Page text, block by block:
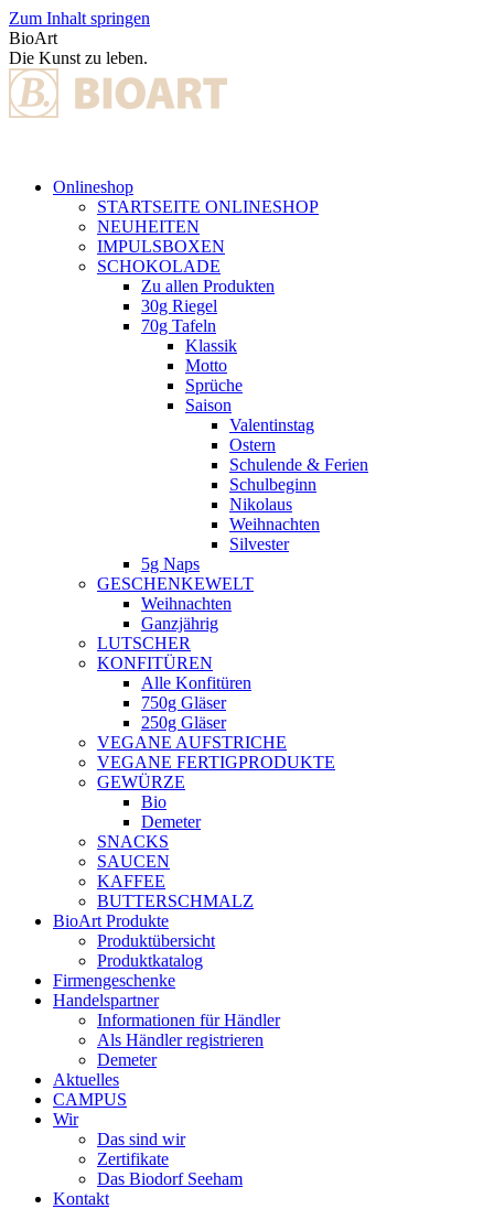
Zum Inhalt springen
BioArt
Die Kunst zu leben.
Onlineshop
STARTSEITE ONLINESHOP
NEUHEITEN
IMPULSBOXEN
SCHOKOLADE
Zu allen Produkten
30g Riegel
70g Tafeln
Klassik
Motto
Sprüche
Saison
Valentinstag
Ostern
Schulende & Ferien
Schulbeginn
Nikolaus
Weihnachten
Silvester
5g Naps
GESCHENKEWELT
Weihnachten
Ganzjährig
LUTSCHER
KONFITÜREN
Alle Konfitüren
750g Gläser
250g Gläser
VEGANE AUFSTRICHE
VEGANE FERTIGPRODUKTE
GEWÜRZE
Bio
Demeter
SNACKS
SAUCEN
KAFFEE
BUTTERSCHMALZ
BioArt Produkte
Produktübersicht
Produktkatalog
Firmengeschenke
Handelspartner
Informationen für Händler
Als Händler registrieren
Demeter
Aktuelles
CAMPUS
Wir
Das sind wir
Zertifikate
Das Biodorf Seeham
Kontakt